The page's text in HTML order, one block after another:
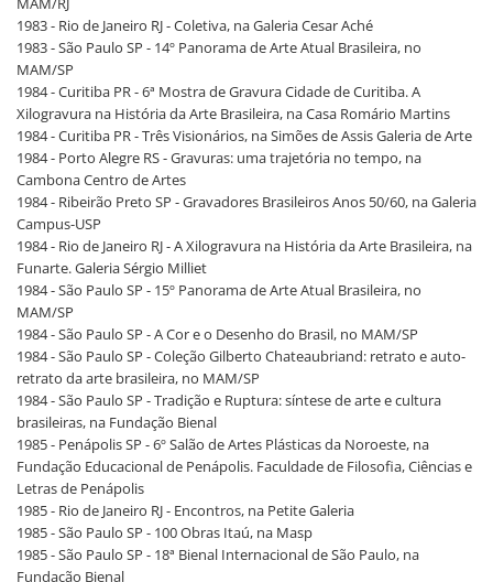
1983 - Rio de Janeiro RJ - Coletiva, na Galeria Cesar Aché
1983 - São Paulo SP - 14º Panorama de Arte Atual Brasileira, no
MAM/SP
1984 - Curitiba PR - 6ª Mostra de Gravura Cidade de Curitiba. A
Xilogravura na História da Arte Brasileira, na Casa Romário Martins
1984 - Curitiba PR - Três Visionários, na Simões de Assis Galeria de Arte
1984 - Porto Alegre RS - Gravuras: uma trajetória no tempo, na
Cambona Centro de Artes
1984 - Ribeirão Preto SP - Gravadores Brasileiros Anos 50/60, na Galeria
Campus-USP
1984 - Rio de Janeiro RJ - A Xilogravura na História da Arte Brasileira, na
Funarte. Galeria Sérgio Milliet
1984 - São Paulo SP - 15º Panorama de Arte Atual Brasileira, no
MAM/SP
1984 - São Paulo SP - A Cor e o Desenho do Brasil, no MAM/SP
1984 - São Paulo SP - Coleção Gilberto Chateaubriand: retrato e auto-
retrato da arte brasileira, no MAM/SP
1984 - São Paulo SP - Tradição e Ruptura: síntese de arte e cultura
brasileiras, na Fundação Bienal
1985 - Penápolis SP - 6º Salão de Artes Plásticas da Noroeste, na
Fundação Educacional de Penápolis. Faculdade de Filosofia, Ciências e
Letras de Penápolis
1985 - Rio de Janeiro RJ - Encontros, na Petite Galeria
1985 - São Paulo SP - 100 Obras Itaú, na Masp
1985 - São Paulo SP - 18ª Bienal Internacional de São Paulo, na
Fundação Bienal